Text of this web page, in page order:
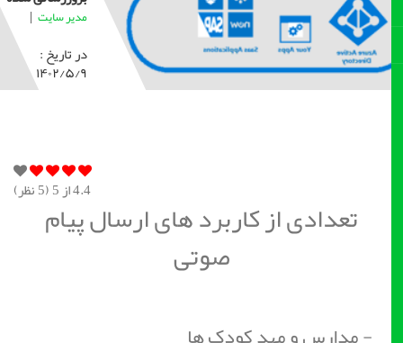
مدیر سایت |
در تاریخ :
۱۴۰۲/۵/۹
4.4از 5 ( 5نظر)
تعدادی از کاربرد های ارسال پیام
صوتی